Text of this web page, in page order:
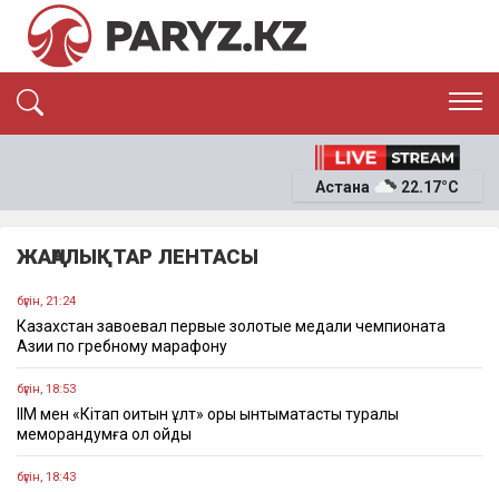
ЭКОНОМИКА
ОҚИҒА
Астана 22.17°C
ЖАҢАЛЫҚТАР ЛЕНТАСЫ
бүгін, 21:24
Казахстан завоевал первые золотые медали чемпионата
Азии по гребному марафону
бүгін, 18:53
ІІМ мен «Кітап оқитын ұлт» қоры ынтымақтастық туралы
меморандумға қол қойды
бүгін, 18:43